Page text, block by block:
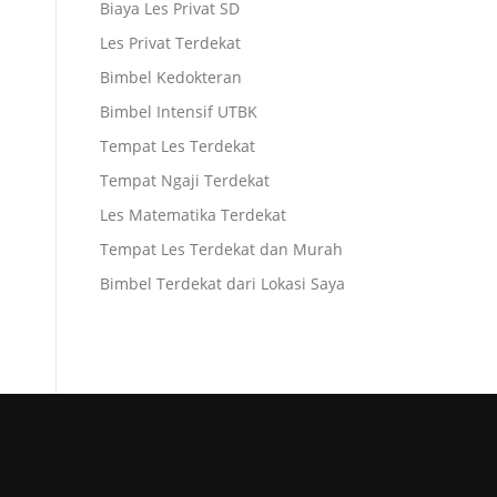
Biaya Les Privat SD
Les Privat Terdekat
Bimbel Kedokteran
Bimbel Intensif UTBK
Tempat Les Terdekat
Tempat Ngaji Terdekat
Les Matematika Terdekat
Tempat Les Terdekat dan Murah
Bimbel Terdekat dari Lokasi Saya